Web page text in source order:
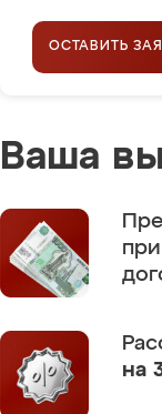
ОСТАВИТЬ
Ваша
на